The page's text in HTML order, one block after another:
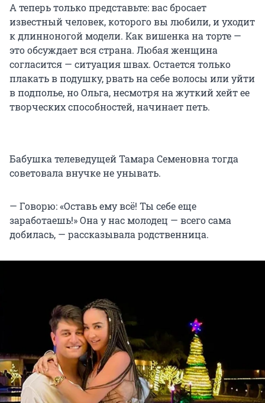
А теперь только представьте: вас бросает
известный человек, которого вы любили, и уходит
к длинноногой модели. Как вишенка на торте —
это обсуждает вся страна. Любая женщина
согласится — ситуация швах. Остается только
плакать в подушку, рвать на себе волосы или уйти
в подполье, но Ольга, несмотря на жуткий хейт ее
творческих способностей, начинает петь.
Бабушка телеведущей Тамара Семеновна тогда
советовала внучке не унывать.
— Говорю: «Оставь ему всё! Ты себе еще
заработаешь!» Она у нас молодец — всего сама
добилась, — рассказывала родственница.